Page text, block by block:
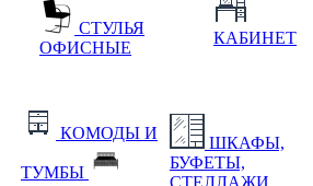
СТУЛЬЯ
ОФИСНЫЕ
КАБИНЕТ
КОМОДЫ И
ТУМБЫ
ШКАФЫ,
БУФЕТЫ,